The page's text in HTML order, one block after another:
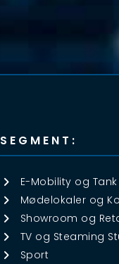
SEGMENT:
E-Mobility og Tank
Mødelokaler og
Showroom og
TV og Steaming
Sport